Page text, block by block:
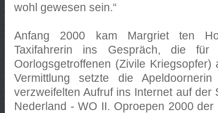
wohl gewesen sein.“
Anfang 2000 kam Margriet ten
Taxifahrerin ins Gespräch, die für
Oorlogsgetroffenen (Zivile
Vermittlung setzte die
verzweifelten Aufruf ins Internet auf der
Nederland - WO II. Oproepen 2000